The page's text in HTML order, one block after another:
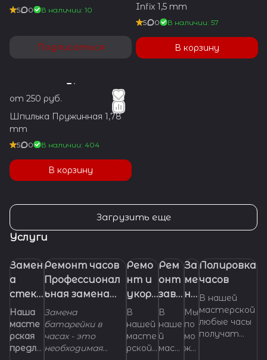
5 0 В наличии: 10
Подписаться
Infix 1,5 mm
5 0 В наличии: 57
В корзину
от 250 руб.
Шпилька Пружинная 1,78
mm
5 0 В наличии: 404
В корзину
Загрузить еще
Услуги
Замен
а
стекл
а в
часах.
Наша
масте
рская
предла
Ремонт часов
Профессионал
ьная замена
батарейки
(элемента
питания) в
часах
Замена
батарейки в
часах - это
необходимая
Ремо
нт и
укора
чиван
ие
брасл
ета
В
нашей
масте
рской
Рем
онт
заво
дно
й
голо
вки
В
наше
й
маст
За
ме
на
бр
ас
ле
т
Мы
по
мо
же
Полировка
часов
В нашей
мастерской
любые часы
получат